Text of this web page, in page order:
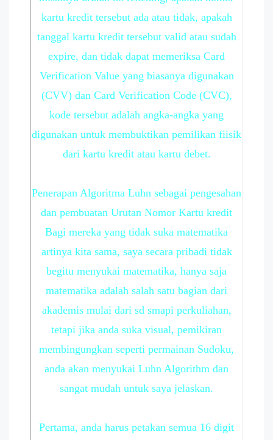
kartu kredit tersebut ada atau tidak, apakah
tanggal kartu kredit tersebut valid atau sudah
expire, dan tidak dapat memeriksa Card
Verification Value yang biasanya digunakan
(CVV) dan Card Verification Code (CVC),
kode tersebut adalah angka-angka yang
digunakan untuk membuktikan pemilikan fiisik
dari kartu kredit atau kartu debet.
Penerapan Algoritma Luhn sebagai pengesahan
dan pembuatan Urutan Nomor Kartu kredit
Bagi mereka yang tidak suka matematika
artinya kita sama, saya secara pribadi tidak
begitu menyukai matematika, hanya saja
matematika adalah salah satu bagian dari
akademis mulai dari sd smapi perkuliahan,
tetapi jika anda suka visual, pemikiran
membingungkan seperti permainan Sudoku,
anda akan menyukai Luhn Algorithm dan
sangat mudah untuk saya jelaskan.
Pertama, anda harus petakan semua 16 digit